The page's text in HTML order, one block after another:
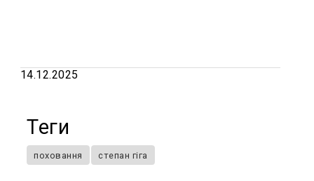
14.12.2025
Теги
поховання степан гіга